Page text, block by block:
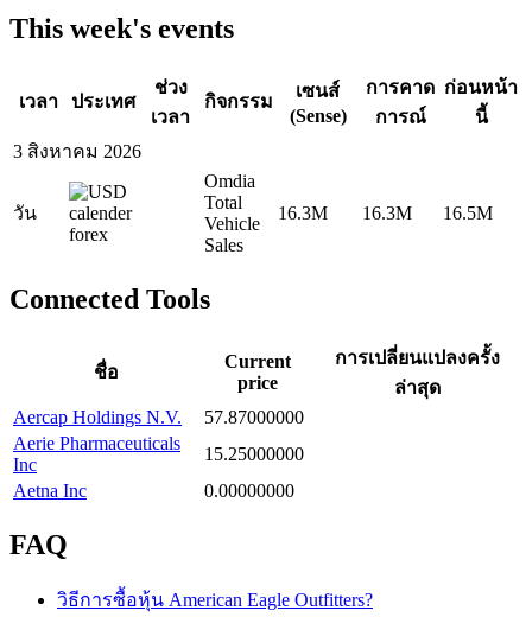
This week's events
เวลา ประเทศ
ช่วง
เวลา
กิจกรรม
เซนส์
(Sense)
การคาด
การณ์
ก่อนหน้า
นี้
3 สิงหาคม 2026
วัน
Omdia
Total
Vehicle
Sales
16.3M 16.3M 16.5M
Connected Tools
ชื่อ
Current
price
การเปลี่ยนแปลงครั้ง
ล่าสุด
Aercap Holdings N.V.
57.87000000
Aerie Pharmaceuticals
Inc
15.25000000
Aetna Inc
0.00000000
FAQ
วิธีการซื้อหุ้น American Eagle Outfitters?